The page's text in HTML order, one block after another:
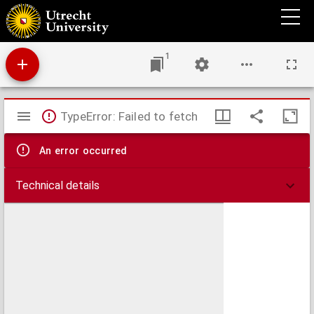
Onderzoekingen naar den invloed van den leeftijd op de gezigtsscherpte
1
Mirador
viewer
TypeError: Failed to fetch
An error occurred
Technical details